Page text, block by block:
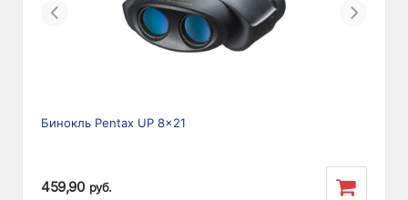
Previous Next
Бинокль Pentax UP 8x21
459,90 руб.